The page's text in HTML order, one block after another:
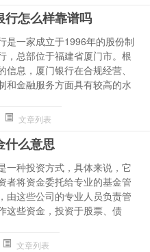
行怎么样靠谱吗
是一家成立于1996年的股份制
，总部位于福建省厦门市。根
信息，厦门银行在合规经营、
和金融服务方面具有较高的水
文章列表
什么意思
一种投资方式，具体来说，它
者将资金委托给专业的基金管
由这些公司的专业人员负责管
这些资金，投资于股票、债
文章列表